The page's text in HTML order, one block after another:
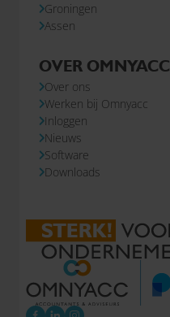
Groningen
Assen
OVER OMNYACC
Over ons
Werken bij Omnyacc
Inloggen
Nieuws
Software
Downloads